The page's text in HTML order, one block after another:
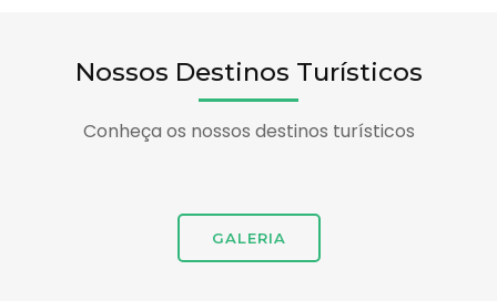
Nossos Destinos Turísticos
Conheça os nossos destinos turísticos
GALERIA